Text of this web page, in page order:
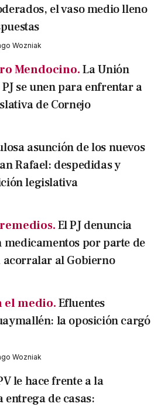
el vaso medio lleno
Wozniak
Mendocino.La Unión
se unen para enfrentar a
de Cornejo
asunción de los nuevos
Rafael: despedidas y
legislativa
El PJ denuncia
medicamentos por parte de
acorralar al Gobierno
el medio.Efluentes
la oposición cargó
Wozniak
le hace frente a la
de casas: